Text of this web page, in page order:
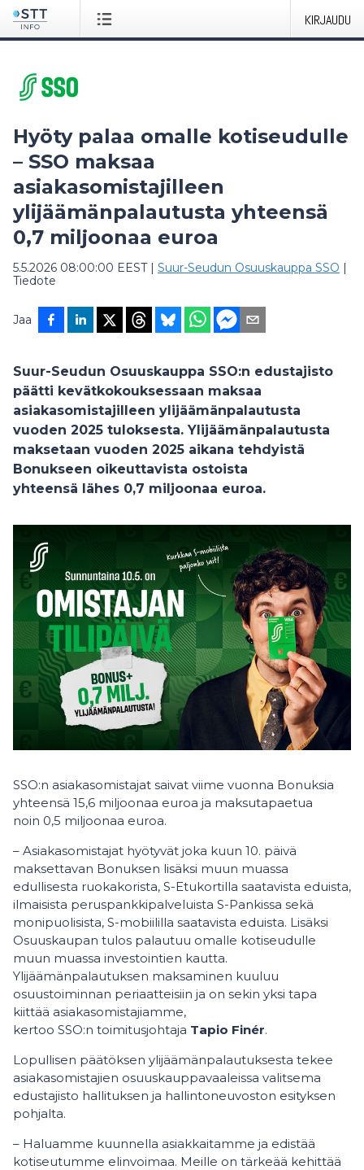
KIRJAUDU
Hyöty palaa omalle kotiseudulle
– SSO maksaa
asiakasomistajilleen
ylijäämänpalautusta yhteensä
0,7 miljoonaa euroa
5.5.2026 08:00:00 EEST| Suur-Seudun Osuuskauppa SSO |
Tiedote
Jaa
Suur-Seudun Osuuskauppa SSO:n edustajisto
päätti kevätkokouksessaan maksaa
asiakasomistajilleen ylijäämänpalautusta
vuoden 2025 tuloksesta. Ylijäämänpalautusta
maksetaan vuoden 2025 aikana tehdyistä
Bonukseen oikeuttavista ostoista
yhteensä lähes 0,7 miljoonaa euroa.
SSO:n asiakasomistajat saivat viime vuonna Bonuksia
yhteensä 15,6 miljoonaa euroa ja maksutapaetua
noin 0,5 miljoonaa euroa.
– Asiakasomistajat hyötyvät joka kuun 10. päivä
maksettavan Bonuksen lisäksi muun muassa
edullisesta ruokakorista, S-Etukortilla saatavista eduista,
ilmaisista peruspankkipalveluista S-Pankissa sekä
monipuolisista, S-mobiililla saatavista eduista. Lisäksi
Osuuskaupan tulos palautuu omalle kotiseudulle
muun muassa investointien kautta.
Ylijäämänpalautuksen maksaminen kuuluu
osuustoiminnan periaatteisiin ja on sekin yksi tapa
kiittää asiakasomistajiamme,
kertoo SSO:n toimitusjohtaja Tapio Finér.
Lopullisen päätöksen ylijäämänpalautuksesta tekee
asiakasomistajien osuuskauppavaaleissa valitsema
edustajisto hallituksen ja hallintoneuvoston esityksen
pohjalta.
– Haluamme kuunnella asiakkaitamme ja edistää
kotiseutumme elinvoimaa. Meille on tärkeää kehittää